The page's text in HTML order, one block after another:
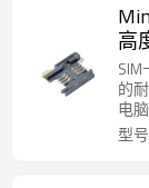
高
的
电
型